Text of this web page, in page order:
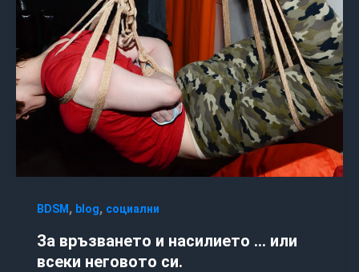
BDSM , blog, социални
За връзването и насилието … или
всеки неговото си.